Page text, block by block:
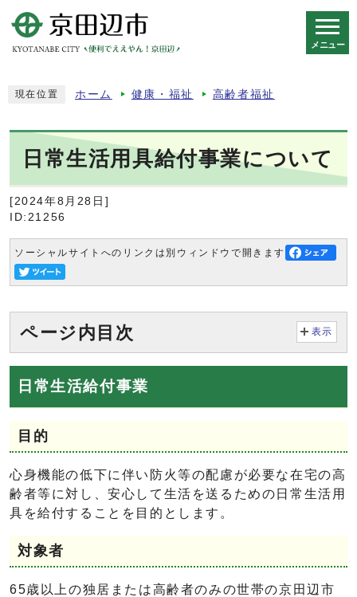
メニュー
現在位置 ホーム 健康・福祉 高齢者福祉
日常生活用具給付事業について
[2024年8月28日]
ID:21256
ソーシャルサイトへのリンクは別ウィンドウで開きます
ページ内目次 表示
日常生活給付事業
目的
心身機能の低下に伴い防火等の配慮が必要な在宅の高
齢者等に対し、安心して生活を送るための日常生活用
具を給付することを目的とします。
対象者
65歳以上の独居または高齢者のみの世帯の京田辺市